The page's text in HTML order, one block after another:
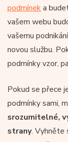
podmíneka
vašem webu
vašemu
novou službu.
podmínky vzor,
Pokud se přece
podmínky sami,
srozumitelné,
strany. Vyhněte